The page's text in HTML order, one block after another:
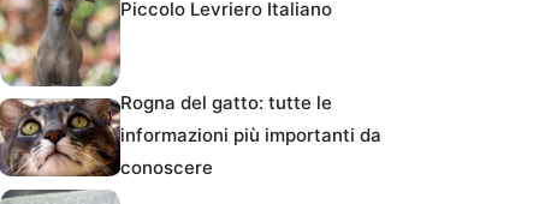
Piccolo Levriero Italiano
Rogna del gatto: tutte le
informazioni più importanti da
conoscere